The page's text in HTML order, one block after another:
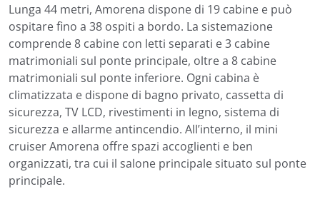
Lunga 44 metri, Amorena dispone di 19 cabine e può
ospitare fino a 38 ospiti a bordo. La sistemazione
comprende 8 cabine con letti separati e 3 cabine
matrimoniali sul ponte principale, oltre a 8 cabine
matrimoniali sul ponte inferiore. Ogni cabina è
climatizzata e dispone di bagno privato, cassetta di
sicurezza, TV LCD, rivestimenti in legno, sistema di
sicurezza e allarme antincendio. All’interno, il mini
cruiser Amorena offre spazi accoglienti e ben
organizzati, tra cui il salone principale situato sul ponte
principale.